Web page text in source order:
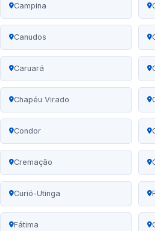
Campina
Canudos
Caruará
Chapéu Virado
Condor
Cremação
Curió-Utinga
Fátima